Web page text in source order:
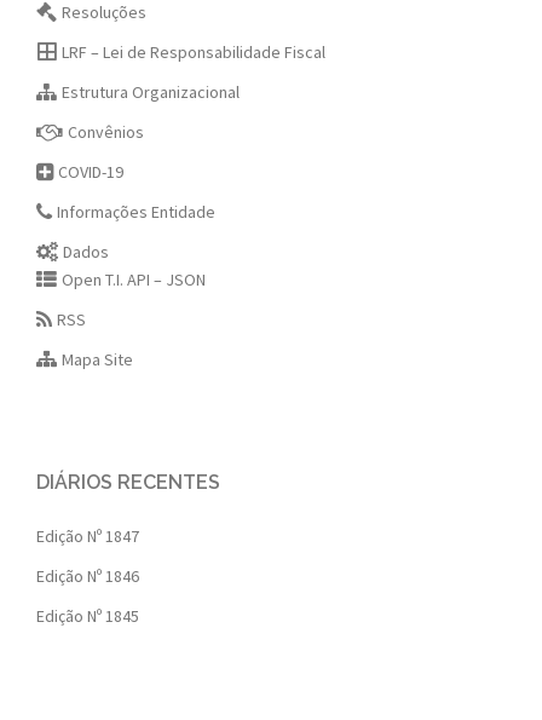
Resoluções
LRF – Lei de Responsabilidade Fiscal
Estrutura Organizacional
Convênios
COVID-19
Informações Entidade
Dados
Open T.I. API – JSON
RSS
Mapa Site
DIÁRIOS RECENTES
Edição Nº 1847
Edição Nº 1846
Edição Nº 1845